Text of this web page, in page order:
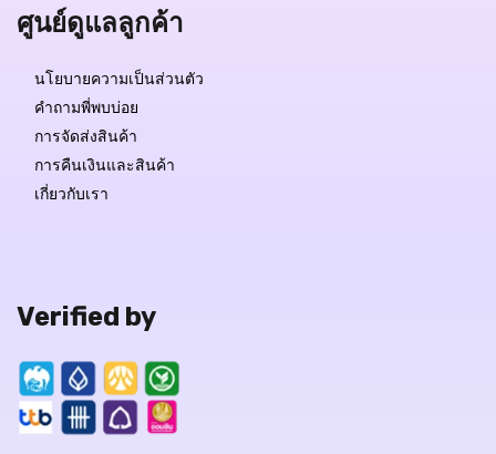
ศูนย์ดูแลลูกค้า
นโยบายความเป็นส่วนตัว
คำถามพี่พบบ่อย
การจัดส่งสินค้า
การคืนเงินและสินค้า
เกี่ยวกับเรา
Verified by